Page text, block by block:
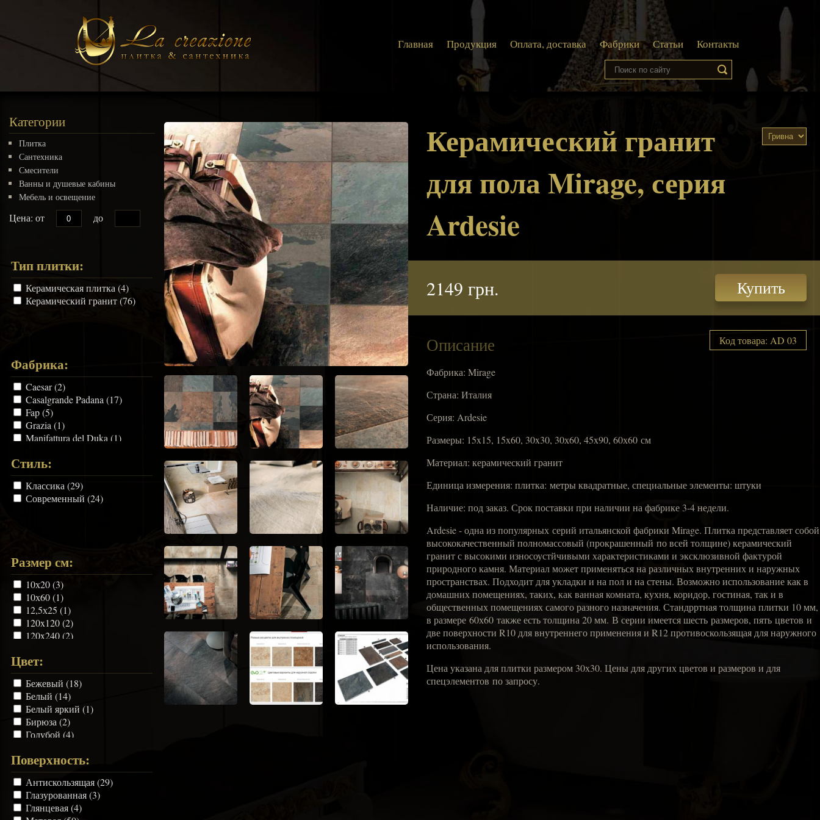
Главная Продукция Оплата, доставка Фабрики Статьи Контакты
Категории
Плитка
Сантехника
Смесители
Ванны и душевые кабины
Мебель и освещение
Цена: от до
Тип плитки:
Керамическая плитка (4)
Керамический гранит (76)
Фабрика:
Caesar (2)
Casalgrande Padana (17)
Fap (5)
Grazia (1)
Manifattura del Duka (1)
Refin (4)
Ricchetti (1)
Saime (3)
Sant`Agostino (3)
Стиль:
Классика (29)
Современный (24)
Размер см:
10х20 (3)
10х60 (1)
12,5х25 (1)
120x120 (2)
120x240 (2)
15х120 (1)
15х15 (7)
15х30 (2)
15х45 (1)
15х60 (5)
15х90 (1)
160x160 (2)
20х120 (2)
20х20 (4)
20х60 (1)
21,6х25 (1)
22,5х22,5 (1)
Цвет:
Бежевый (18)
Белый (14)
Белый яркий (1)
Бирюза (2)
Голубой (4)
Карамель (1)
Коралловый (1)
Коричневый (13)
Кофе (1)
Красный (5)
Поверхность:
Антискользящая (29)
Глазурованная (3)
Глянцевая (4)
Керамический гранит
для пола Mirage, серия
Ardesie
2149 грн. Купить
Описание Код товара: AD 03
Фабрика: Mirage
Страна: Италия
Серия: Ardesie
Размеры: 15x15, 15x60, 30x30, 30х60, 45x90, 60х60 см
Материал: керамический гранит
Единица измерения: плитка: метры квадратные, специальные элементы: штуки
Наличие: под заказ. Срок поставки при наличии на фабрике 3-4 недели.
Ardesie - одна из популярных серий итальянской фабрики Mirage. Плитка представляет собой
высококачественный полномассовый (прокрашенный по всей толщине) керамический
гранит с высокими износоустйчивыми характеристиками и эксклюзивной фактурой
природного камня. Материал может применяться на различных внутренних и наружных
пространствах. Подходит для укладки и на пол и на стены. Возможно использование как в
домашних помещениях, таких, как ванная комната, кухня, коридор, гостиная, так и в
общественных помещениях самого разного назначения. Стандрртная толщина плитки 10 мм,
в размере 60х60 также есть толщина 20 мм. В серии имеется шесть размеров, пять цветов и
две поверхности R10 для внутреннего применения и R12 противоскользящая для наружного
использования.
Цена указана для плитки размером 30х30. Цены для других цветов и размеров и для
спецэлементов по запросу.